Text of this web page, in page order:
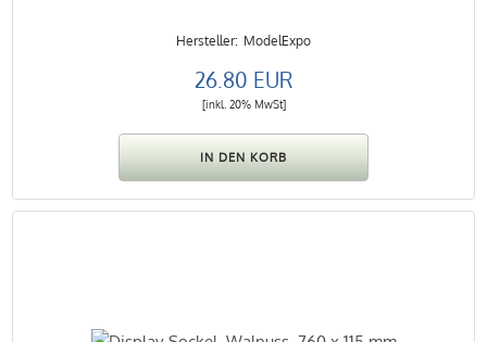
ModelExpo
26.80 EUR
[inkl. 20% MwSt]